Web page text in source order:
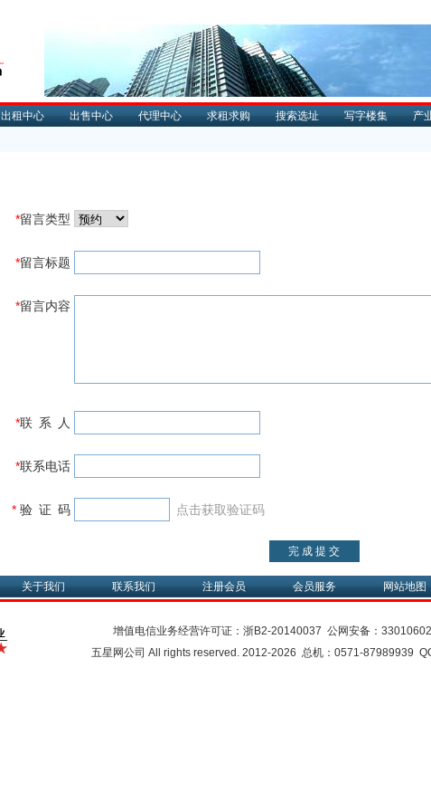
出租中心 出售中心 代理中心 求租求购 搜索选址 写字楼集 产
*留言类型
*留言标题
*留言内容
*联 系 人
*联系电话
* 验 证 码 点击获取验证码
关于我们 联系我们 注册会员 会员服务 网站地图
增值电信业务经营许可证： 浙B2-20140037 公网安备：
五星网公司 All rights reserved. 2012-2026 总机：0571-87989939